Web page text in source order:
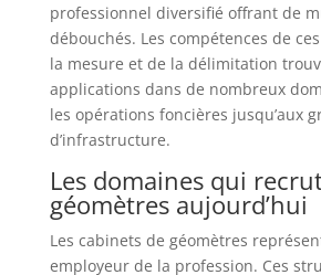
professionnel diversifié offrant de
débouchés. Les compétences de
la mesure et de la délimitation
applications dans de nombreux
les opérations foncières jusqu’aux
d’infrastructure.
Les domaines qui
géomètres aujourd’hui
Les cabinets de géomètres
employeur de la profession. Ces